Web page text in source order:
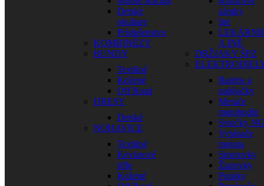
Detské
okuliare
Príslušenstvo
KOMBINÉZY
BUNDY
Textilné
Kožené
Off Road
DRESY
Detské
NOHAVICE
Textilné
Kevlarové
rifle
Kožené
zámky
Iné
A INÉ
DRŽIAKY ŠPZ
Batérie a
nabíjačky
Merače
motohodín
Sviečky
Vypínače
motora
Smerovky
Žiarovky
Poistky